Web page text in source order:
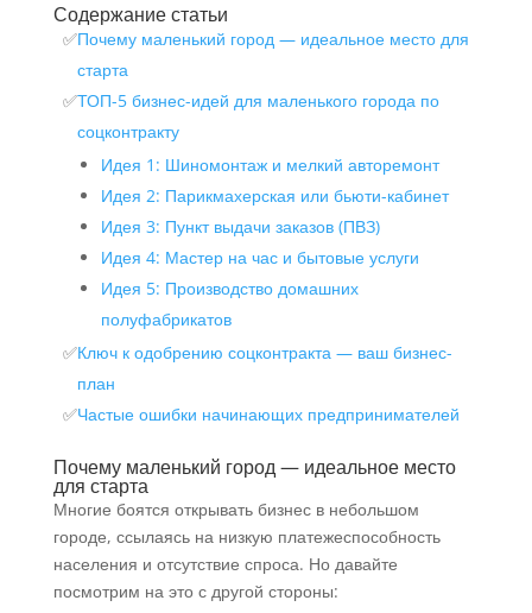
Содержание статьи
Почему маленький город — идеальное место для
старта
ТОП-5 бизнес-идей для маленького города по
соцконтракту
Идея 1: Шиномонтаж и мелкий авторемонт
Идея 2: Парикмахерская или бьюти-кабинет
Идея 3: Пункт выдачи заказов (ПВЗ)
Идея 4: Мастер на час и бытовые услуги
Идея 5: Производство домашних
полуфабрикатов
Ключ к одобрению соцконтракта — ваш бизнес-
план
Частые ошибки начинающих предпринимателей
Почему маленький город — идеальное место
для старта
Многие боятся открывать бизнес в небольшом
городе, ссылаясь на низкую платежеспособность
населения и отсутствие спроса. Но давайте
посмотрим на это с другой стороны: